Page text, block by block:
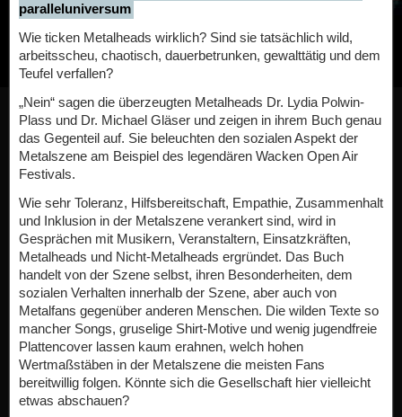
paralleluniversum
Wie ticken Metalheads wirklich? Sind sie tatsächlich wild,
arbeitsscheu, chaotisch, dauerbetrunken, gewalttätig und dem
Teufel verfallen?
„Nein“ sagen die überzeugten Metalheads Dr. Lydia Polwin-
Plass und Dr. Michael Gläser und zeigen in ihrem Buch genau
das Gegenteil auf. Sie beleuchten den sozialen Aspekt der
Metalszene am Beispiel des legendären Wacken Open Air
Festivals.
Wie sehr Toleranz, Hilfsbereitschaft, Empathie, Zusammenhalt
und Inklusion in der Metalszene verankert sind, wird in
Gesprächen mit Musikern, Veranstaltern, Einsatzkräften,
Metalheads und Nicht-Metalheads ergründet. Das Buch
handelt von der Szene selbst, ihren Besonderheiten, dem
sozialen Verhalten innerhalb der Szene, aber auch von
Metalfans gegenüber anderen Menschen. Die wilden Texte so
mancher Songs, gruselige Shirt-Motive und wenig jugendfreie
Plattencover lassen kaum erahnen, welch hohen
Wertmaßstäben in der Metalszene die meisten Fans
bereitwillig folgen. Könnte sich die Gesellschaft hier vielleicht
etwas abschauen?